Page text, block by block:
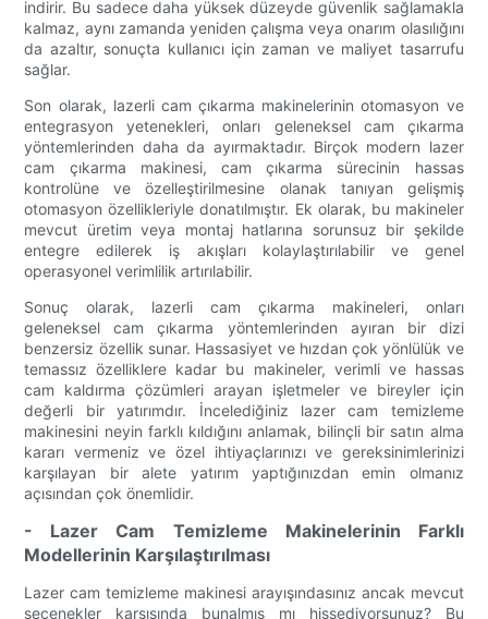
indirir. Bu sadece daha yüksek düzeyde güvenlik sağlamakla
kalmaz, aynı zamanda yeniden çalışma veya onarım olasılığını
da azaltır, sonuçta kullanıcı için zaman ve maliyet tasarrufu
sağlar.
Son olarak, lazerli cam çıkarma makinelerinin otomasyon ve
entegrasyon yetenekleri, onları geleneksel cam çıkarma
yöntemlerinden daha da ayırmaktadır. Birçok modern lazer
cam çıkarma makinesi, cam çıkarma sürecinin hassas
kontrolüne ve özelleştirilmesine olanak tanıyan gelişmiş
otomasyon özellikleriyle donatılmıştır. Ek olarak, bu makineler
mevcut üretim veya montaj hatlarına sorunsuz bir şekilde
entegre edilerek iş akışları kolaylaştırılabilir ve genel
operasyonel verimlilik artırılabilir.
Sonuç olarak, lazerli cam çıkarma makineleri, onları
geleneksel cam çıkarma yöntemlerinden ayıran bir dizi
benzersiz özellik sunar. Hassasiyet ve hızdan çok yönlülük ve
temassız özelliklere kadar bu makineler, verimli ve hassas
cam kaldırma çözümleri arayan işletmeler ve bireyler için
değerli bir yatırımdır. İncelediğiniz lazer cam temizleme
makinesini neyin farklı kıldığını anlamak, bilinçli bir satın alma
kararı vermeniz ve özel ihtiyaçlarınızı ve gereksinimlerinizi
karşılayan bir alete yatırım yaptığınızdan emin olmanız
açısından çok önemlidir.
- Lazer Cam Temizleme Makinelerinin Farklı
Modellerinin Karşılaştırılması
Lazer cam temizleme makinesi arayışındasınız ancak mevcut
seçenekler karşısında bunalmış mı hissediyorsunuz? Bu